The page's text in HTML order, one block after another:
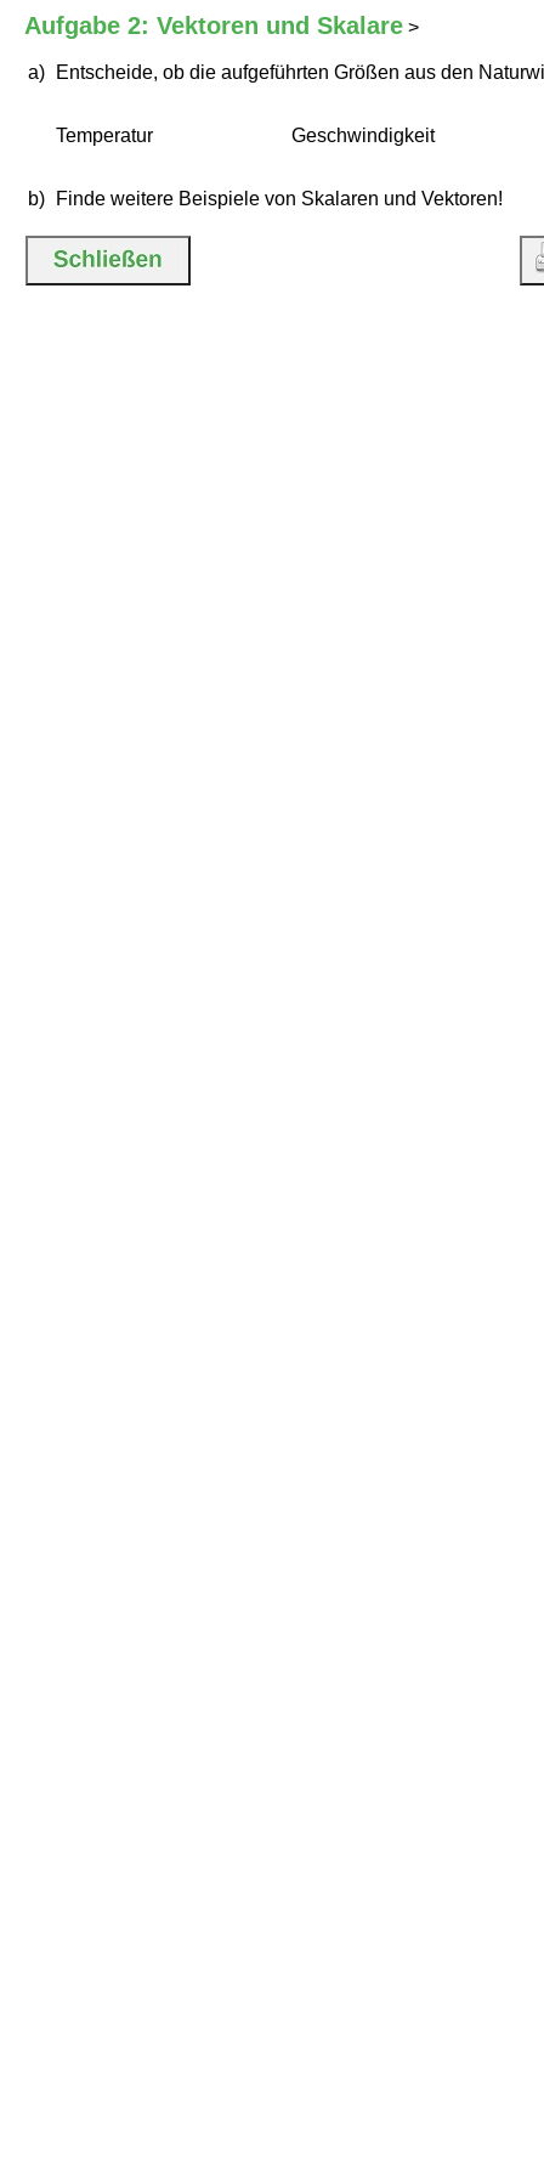
Aufgabe 2: Vektoren und Skalare >
a) Entscheide, ob die aufgeführten Größen aus den
Temperatur Geschwindigkeit
b) Finde weitere Beispiele von Skalaren und Vektoren!